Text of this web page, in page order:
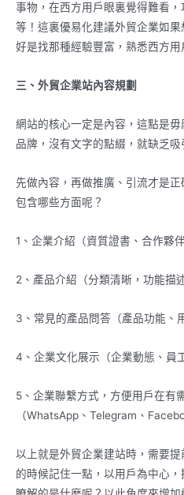
事物，在西方用戶眼裏覺得難看
等！這裏優易化建議外貿企業如
好是找那種經驗豐富，熟悉西方
三、外貿企業站內容規劃
網站的核心一定是內容，這點是
品牌，沒有文字的點綴，就缺乏吸
先做內容，再做推廣、引流才是
包含哪些方面呢？
1、企業介紹（資質證書、合作夥
2、產品介紹（分類清晰，功能描
3、常見的產品問答（產品功能、
4、企業文化展示（企業動態、員
5、企業聯繫方式，方便用戶在有
（WhatsApp、Telegram、
以上就是外貿企業建站時，需要
的時候記住一點，以用戶為中心